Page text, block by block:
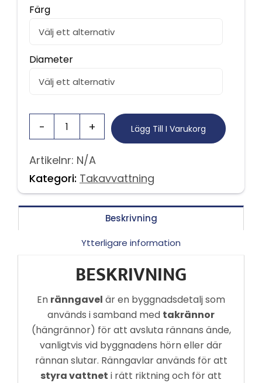
Färg
Diameter
Lägg Till I Varukorg
Artikelnr: N/A
Kategori: Takavvattning
Beskrivning
Ytterligare information
BESKRIVNING
En ränngavel är en byggnadsdetalj som
används i samband med takrännor
(hängrännor) för att avsluta rännans ände,
vanligtvis vid byggnadens hörn eller där
rännan slutar. Ränngavlar används för att
styra vattnet i rätt riktning och för att